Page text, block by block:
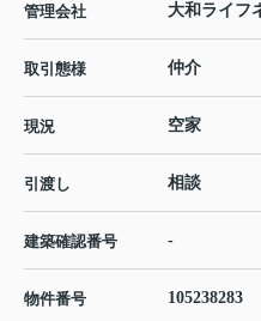
管理会社 大和ライフ
取引態様 仲介
現況 空家
引渡し 相談
建築確認番号 -
物件番号 105238283